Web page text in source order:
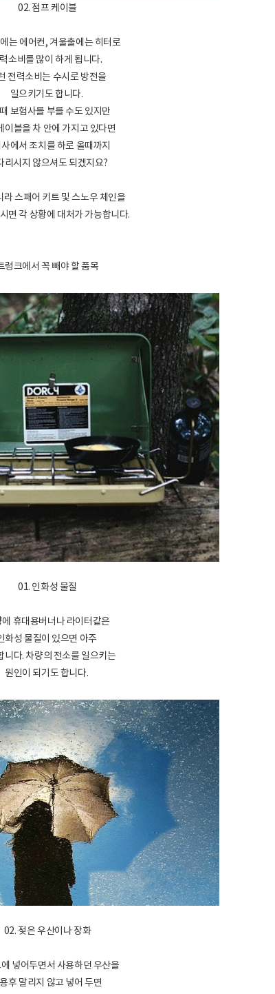
02. 점프 케이블
는 에어컨, 겨울출에는 히터로
소비를 많이 하게 됩니다.
전력소비는 수시로 방전을
일으키기도 합니다.
보험사를 부를 수도 있지만
이블을 차 안에 가지고 있다면
에서 조치를 하로 올때까지
리시지 않으셔도 되겠지요?
라 스패어 키트 및 스노우 체인을
면 각 상황에 대처가 가능합니다.
렁크에서 꼭 빼야 할 품목
01. 인화성 물질
에 휴대용버너나 라이터같은
화성 물질이 있으면 아주
니다. 차량의 전소를 일으키는
원인이 되기도 합니다.
02. 젖은 우산이나 장화
넣어두면서 사용하던 우산을
후 말리지 않고 넣어 두면